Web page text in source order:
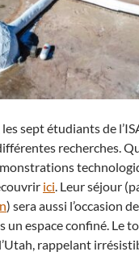
sept étudiants de
recherches.
ici. Leur séjour
) sera aussi l’occasion
un espace confiné. Le
rappelant